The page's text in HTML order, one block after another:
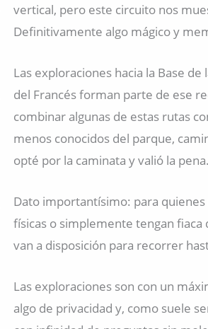
vertical, pero este circuito nos
Definitivamente algo mágico y
Las exploraciones hacia la Base
del Francés forman parte de ese
combinar algunas de estas rutas
menos conocidos del parque,
opté por la caminata y valió la pena.
Dato importantísimo: para
físicas o simplemente tengan fiaca
van a disposición para recorrer
Las exploraciones son con un
algo de privacidad y, como suele